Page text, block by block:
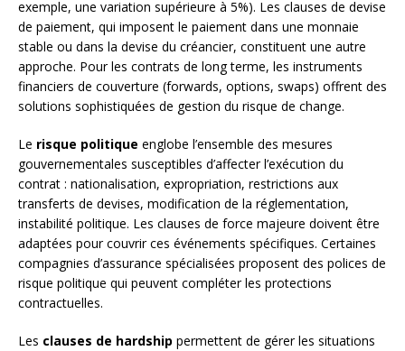
exemple, une variation supérieure à 5%). Les clauses de devise
de paiement, qui imposent le paiement dans une monnaie
stable ou dans la devise du créancier, constituent une autre
approche. Pour les contrats de long terme, les instruments
financiers de couverture (forwards, options, swaps) offrent des
solutions sophistiquées de gestion du risque de change.
Le risque politique englobe l’ensemble des mesures
gouvernementales susceptibles d’affecter l’exécution du
contrat : nationalisation, expropriation, restrictions aux
transferts de devises, modification de la réglementation,
instabilité politique. Les clauses de force majeure doivent être
adaptées pour couvrir ces événements spécifiques. Certaines
compagnies d’assurance spécialisées proposent des polices de
risque politique qui peuvent compléter les protections
contractuelles.
Les clauses de hardship permettent de gérer les situations